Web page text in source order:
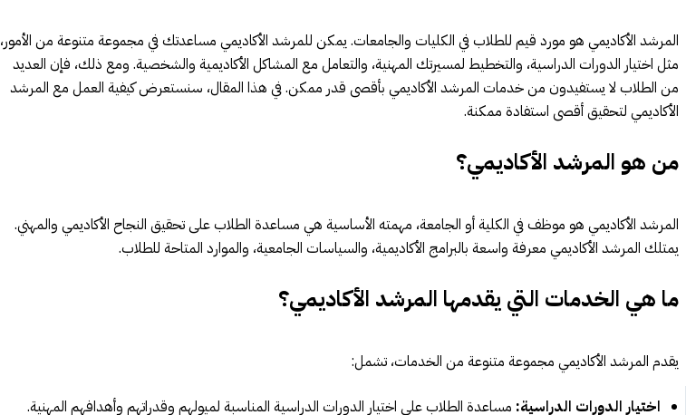
المرشد الأكاديمي هو مورد قيم للطلاب في الكليات والجامعات. يمكن للمرشد الأكاديمي مساعدتك في مجموعة متنوعة من الأمور،
مثل اختيار الدورات الدراسية، والتخطيط لمسيرتك المهنية، والتعامل مع المشاكل الأكاديمية والشخصية. ومع ذلك، فإن العديد
من الطلاب لا يستفيدون من خدمات المرشد الأكاديمي بأقصى قدر ممكن. في هذا المقال، سنستعرض كيفية العمل مع المرشد
الأكاديمي لتحقيق أقصى استفادة ممكنة.
من هو المرشد الأكاديمي؟
المرشد الأكاديمي هو موظف في الكلية أو الجامعة، مهمته الأساسية هي مساعدة الطلاب على تحقيق النجاح الأكاديمي والمهني.
يمتلك المرشد الأكاديمي معرفة واسعة بالبرامج الأكاديمية، والسياسات الجامعية، والموارد المتاحة للطلاب.
ما هي الخدمات التي يقدمها المرشد الأكاديمي؟
يقدم المرشد الأكاديمي مجموعة متنوعة من الخدمات، تشمل:
اختيار الدورات الدراسية: مساعدة الطلاب على اختيار الدورات الدراسية المناسبة لميولهم وقدراتهم وأهدافهم المهنية.